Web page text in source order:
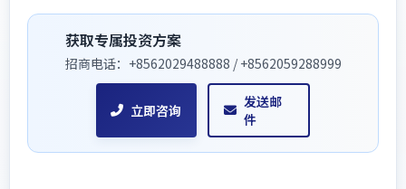
获取专属投资方案
招商电话：+8562029488888 / +8562059288999
立即咨询
发送邮
件